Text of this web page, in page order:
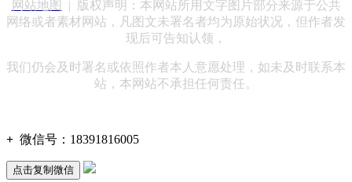
网站地图
| 版权声明：本网站所用文字图片部分来源于公共
网络或者素材网站，凡图文未署名者均为原始状况，但作者发
现后可告知认领，
我们仍会及时署名或依照作者本人意愿处理，如未及时联系本
站，本网站不承担任何责任。
+ 微信号： 18391816005
点击复制微信